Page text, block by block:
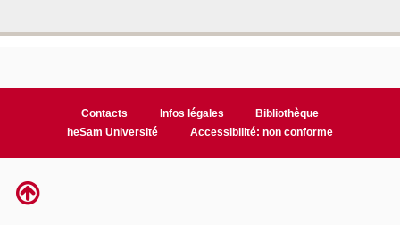
Contacts Infos légales
Bibliothèque
heSam Université
Accessibilité: non conforme